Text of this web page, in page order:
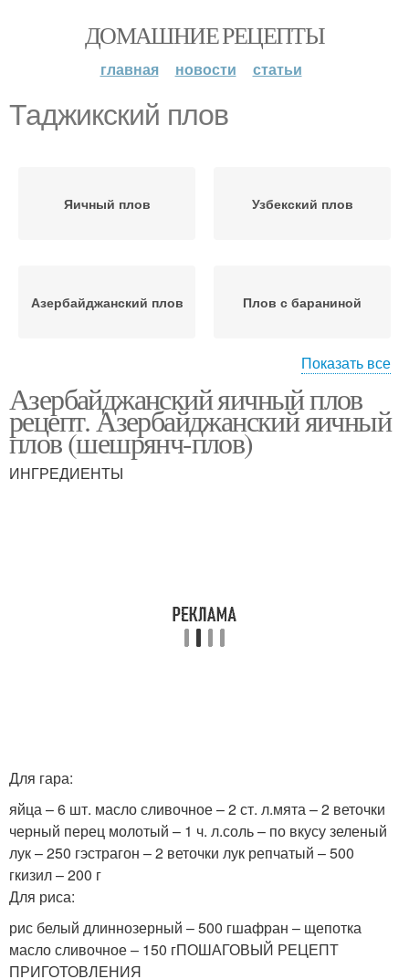
ДОМАШНИЕ РЕЦЕПТЫ
главная новости статьи
Таджикский плов
Яичный плов Узбекский плов
Азербайджанский плов Плов с бараниной
Плов с фрикадельками Плов с курицей
Показать все
Азербайджанский яичный плов
рецепт. Азербайджанский яичный
плов (шешрянч-плов)
ИНГРЕДИЕНТЫ
Для гара:
яйца – 6 шт. масло сливочное – 2 ст. л.мята – 2 веточки
черный перец молотый – 1 ч. л.соль – по вкусу зеленый
лук – 250 гэстрагон – 2 веточки лук репчатый – 500
гкизил – 200 г
Для риса:
рис белый длиннозерный – 500 гшафран – щепотка
масло сливочное – 150 гПОШАГОВЫЙ РЕЦЕПТ
ПРИГОТОВЛЕНИЯ